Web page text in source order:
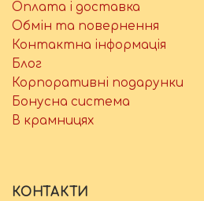
Оплата і доставка
Обмін та повернення
Контактна інформація
Блог
Корпоративні подарунки
Бонусна система
В крамницях
КОНТАКТИ